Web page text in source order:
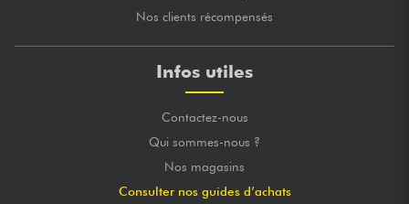
Nos clients récompensés
Infos utiles
Contactez-nous
Qui sommes-nous ?
Nos magasins
Consulter nos guides d’achats